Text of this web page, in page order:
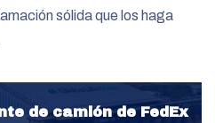
sólida que los haga
de camión de FedEx